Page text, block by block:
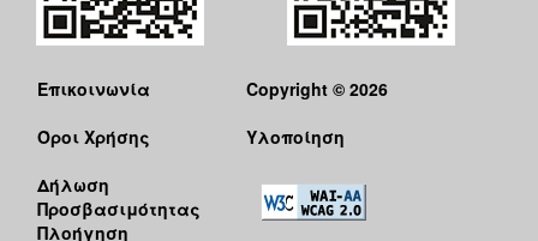
Επικοινωνία
Όροι Χρήσης
Δήλωση
Προσβασιμότητας
Πλοήγηση
Copyright © 2026
Υλοποίηση